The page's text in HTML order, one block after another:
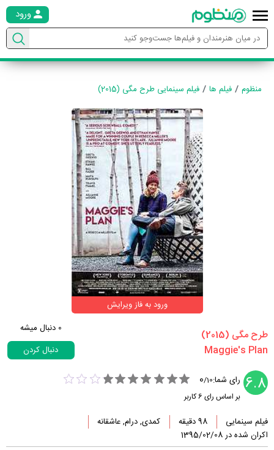
ورود
منظوم فیلم ها فیلم سینمایی طرح مگی (2015)
ورود به فاز ویرایش
‏طرح مگی‏ (2015)
0 دنبال میشه
دنبال کردن
6.8 رای شما: 0/10
بر اساس رای 6کاربر
فیلم سینمایی 98 دقیقه
کمدی, درام, عاشقانه
اکران شده در 1395/02/08